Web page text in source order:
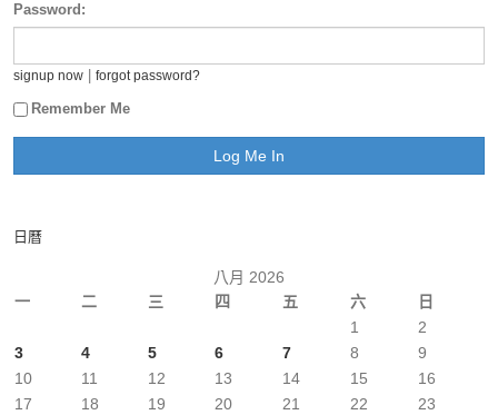
Password:
signup now forgot password?
Remember Me
日曆
八月 2026
一
二 三 四 五 六 日
1
2
3
4 5 6 7 8
9
10
11 12 13 14 15
16
17
18 19 20 21 22
23